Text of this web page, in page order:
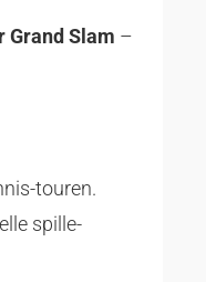
Grand Slam –
touren.
spille-